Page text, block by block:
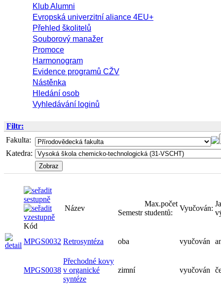
Klub Alumni
Evropská univerzitní aliance 4EU+
Přehled školitelů
Souborový manažer
Promoce
Harmonogram
Evidence programů CŽV
Nástěnka
Hledání osob
Vyhledávání loginů
Filtr:
Fakulta:
Katedra:
Kód
Semestr
Max.počet
studentů:
Vyučován:
MPGS0032 Retrosyntéza oba vyučován
MPGS0038
Přechodné kovy
v organické
syntéze
zimní vyučován